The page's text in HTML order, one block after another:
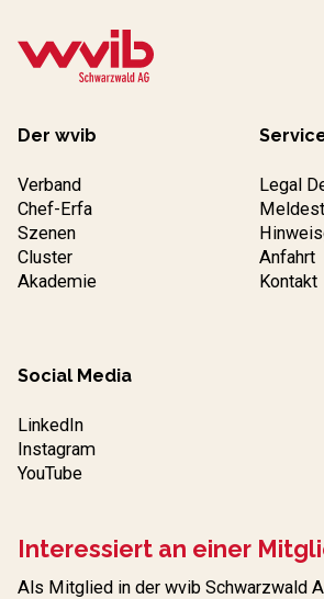
Der wvib
Verband
Chef-Erfa
Szenen
Cluster
Akademie
Legal
Anfahrt
Kontakt
Social Media
LinkedIn
Instagram
YouTube
Interessiert an einer
Als Mitglied in der wvib Schwarzwald